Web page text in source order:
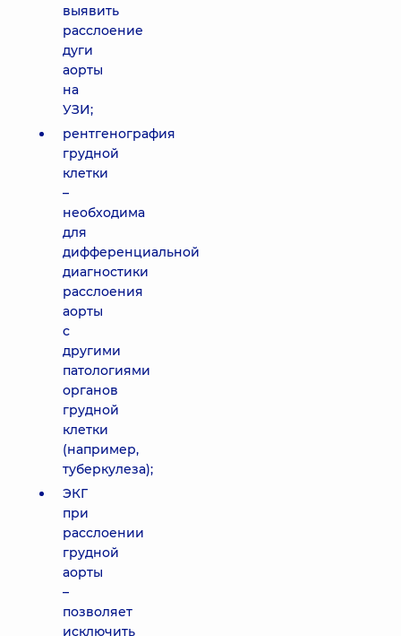
выявить
расслоение
дуги
аорты
на
УЗИ;
рентгенография
грудной
клетки
–
необходима
для
дифференциальной
диагностики
расслоения
аорты
с
другими
патологиями
органов
грудной
клетки
(например,
туберкулеза);
ЭКГ
при
расслоении
грудной
аорты
–
позволяет
исключить